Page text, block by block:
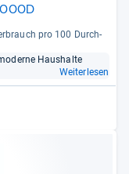
pro 100 Durch­
Haus­halte
Weiterlesen